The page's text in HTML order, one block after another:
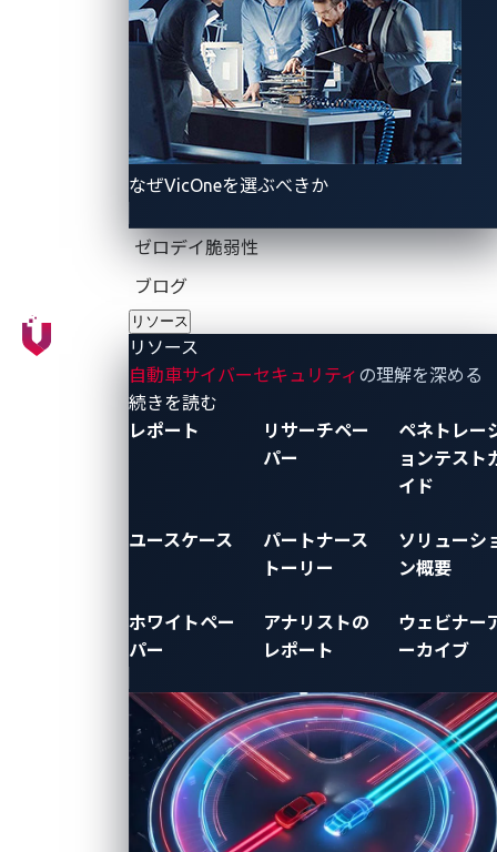
なぜVicOneを選ぶべきか
ゼロデイ脆弱性
ブログ
リソース
リソース
自動車サイバーセキュリティ の理解を深める
続きを読む
レポート
リサーチペー
パー
ペネトレー
ョンテスト
イド
ユースケース
パートナース
トーリー
ソリューシ
ン概要
ホワイトペー
パー
アナリストの
レポート
ウェビナー
ーカイブ